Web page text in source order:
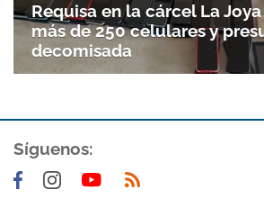
Gracias por suscribirte a
Requisa en la cárcel La
más de 250 celulares y
decomisada
Síguenos: